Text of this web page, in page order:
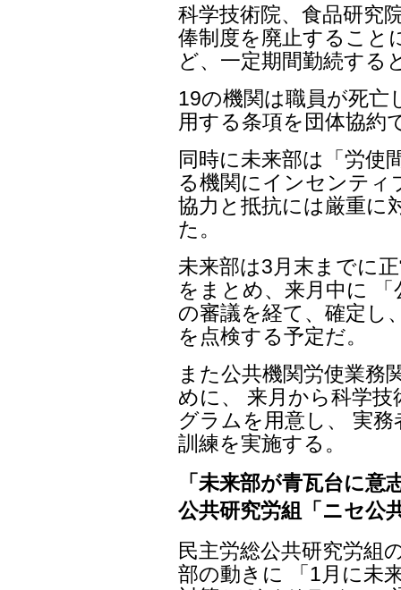
科学技術院、食品研究
俸制度を廃止すること
ど、一定期間勤続する
19の機関は職員が死亡
用する条項を団体協約
同時に未来部は「労使
る機関にインセンティ
協力と抵抗には厳重に
た。
未来部は3月末までに
をまとめ、来月中に
の審議を経て、確定し
を点検する予定だ。
また公共機関労使業務
めに、 来月から科学
グラムを用意し、 実
訓練を実施する。
「未来部が青瓦台に
公共研究労組「ニセ公
民主労総公共研究労組
部の動きに 「1月に未